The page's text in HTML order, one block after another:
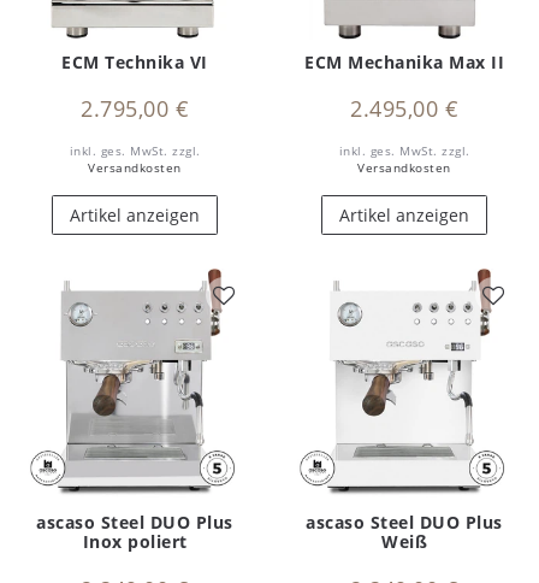
ECM Technika VI
2.795,00 €
inkl. ges. MwSt. zzgl.
Versandkosten
Artikel anzeigen
ECM Mechanika Max II
2.495,00 €
inkl. ges. MwSt. zzgl.
Versandkosten
Artikel anzeigen
ascaso Steel DUO Plus
Inox poliert
ascaso Steel DUO Plus
Weiß